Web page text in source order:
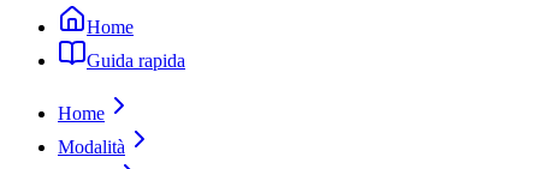
Home
Guida rapida
Home
Modalità